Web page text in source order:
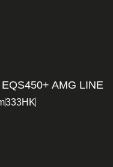
AMG LINE
333HK